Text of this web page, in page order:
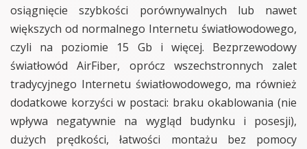
osiągnięcie szybkości porównywalnych lub nawet
większych od normalnego Internetu światłowodowego,
czyli na poziomie 15 Gb i więcej. Bezprzewodowy
światłowód AirFiber, oprócz wszechstronnych zalet
tradycyjnego Internetu światłowodowego, ma również
dodatkowe korzyści w postaci: braku okablowania (nie
wpływa negatywnie na wygląd budynku i posesji),
dużych prędkości, łatwości montażu bez pomocy